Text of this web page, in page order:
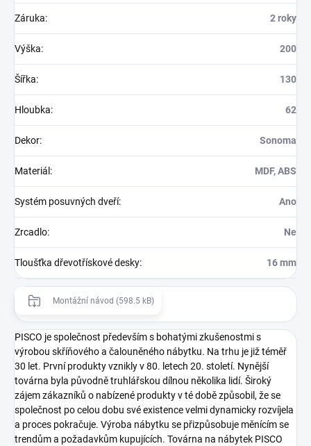
Záruka: 2 roky
Výška: 200
Šířka: 130
Hloubka: 62
Dekor: Sonoma
Materiál : MDF, ABS
Systém posuvných dveří: Ano
Zrcadlo: Ne
Tloušťka dřevotřískové desky: 16 mm
Montážní návod (598.5 kB)
PISCO je společnost především s bohatými zkušenostmi s
výrobou skříňového a čalouněného nábytku. Na trhu je již téměř
30 let. První produkty vznikly v 80. letech 20. století. Nynější
továrna byla původně truhlářskou dílnou několika lidí. Široký
zájem zákazníků o nabízené produkty v té době způsobil, že se
společnost po celou dobu své existence velmi dynamicky rozvíjela
a proces pokračuje. Výroba nábytku se přizpůsobuje měnícím se
trendům a požadavkům kupujících. Továrna na nábytek PISCO